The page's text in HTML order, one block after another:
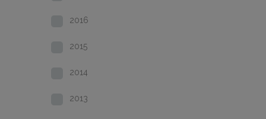
2016
2015
2014
2013